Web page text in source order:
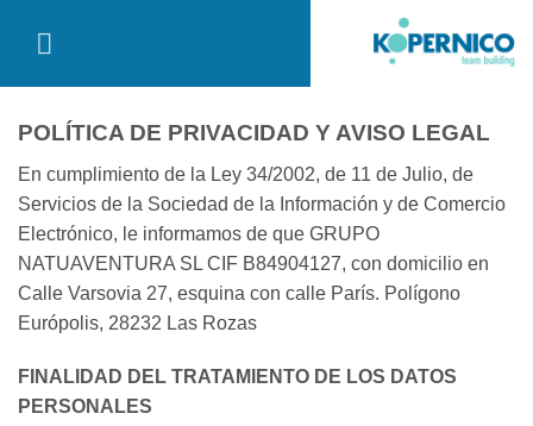
POLÍTICA DE PRIVACIDAD Y AVISO LEGAL
En cumplimiento de la Ley 34/2002, de 11 de Julio, de
Servicios de la Sociedad de la Información y de Comercio
Electrónico, le informamos de que GRUPO
NATUAVENTURA SL CIF B84904127, con domicilio en
Calle Varsovia 27, esquina con calle París. Polígono
Európolis, 28232 Las Rozas
FINALIDAD DEL TRATAMIENTO DE LOS DATOS
PERSONALES